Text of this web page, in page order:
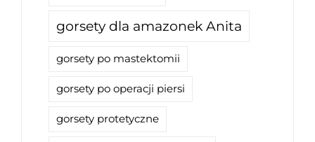
gorsety dla amazonek Anita
gorsety po mastektomii
gorsety po operacji piersi
gorsety protetyczne